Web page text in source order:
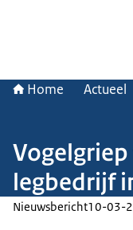
Home Actueel
legbedrijf
Nieuwsbericht10-03-